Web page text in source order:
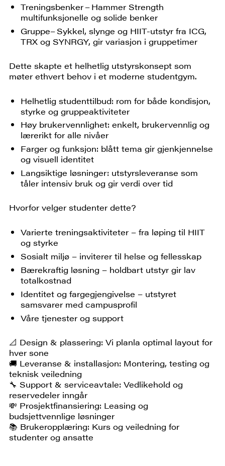
Treningsbenker – Hammer Strength
multifunksjonelle og solide benker
Gruppe– Sykkel, slynge og HIIT-utstyr fra ICG,
TRX og SYNRGY, gir variasjon i gruppetimer
Dette skapte et helhetlig utstyrskonsept som
møter ethvert behov i et moderne studentgym.
Helhetlig studenttilbud: rom for både kondisjon,
styrke og gruppeaktiviteter
Høy brukervennlighet: enkelt, brukervennlig og
lærerikt for alle nivåer
Farger og funksjon: blått tema gir gjenkjennelse
og visuell identitet
Langsiktige løsninger: utstyrsleveranse som
tåler intensiv bruk og gir verdi over tid
Hvorfor velger studenter dette?
Varierte treningsaktiviteter – fra løping til HIIT
og styrke
Sosialt miljø – inviterer til helse og fellesskap
Bærekraftig løsning – holdbart utstyr gir lav
totalkostnad
Identitet og fargegjengivelse – utstyret
samsvarer med campusprofil
Våre tjenester og support
📐 Design & plassering: Vi planla optimal layout for
hver sone
🚚 Leveranse & installasjon: Montering, testing og
teknisk veiledning
🔧 Support & serviceavtale: Vedlikehold og
reservedeler inngår
💸 Prosjektfinansiering: Leasing og
budsjettvennlige løsninger
📚 Brukeropplæring: Kurs og veiledning for
studenter og ansatte